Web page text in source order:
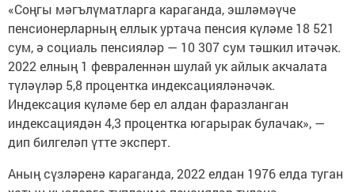
«Соңгы мәгълүматларга караганда, эшләмәүче
пенсионерларның еллык уртача пенсия күләме 18 521
сум, ә социаль пенсияләр — 10 307 сум тәшкил итәчәк.
2022 елның 1 февраленнән шулай ук айлык акчалата
түләүләр 5,8 процентка индексацияләнәчәк.
Индексация күләме бер ел алдан фаразланган
индексациядән 4,3 процентка югарырак булачак», —
дип билгеләп үтте эксперт.
Аның сүзләренә караганда, 2022 елдан 1976 елда туган